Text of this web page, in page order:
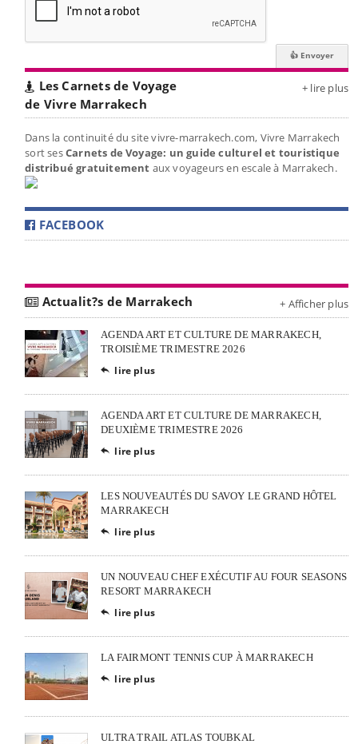
Les Carnets de Voyage
de Vivre Marrakech
+ lire plus
Dans la continuité du site vivre-marrakech.com, Vivre Marrakech
sort sesCarnets de Voyage: un guide culturel et touristique
distribué gratuitement aux voyageurs en escale à Marrakech.
FACEBOOK
Actualit?s de Marrakech + Afficher plus
AGENDA ART ET CULTURE DE MARRAKECH,
TROISIÈME TRIMESTRE 2026
 lire plus
AGENDA ART ET CULTURE DE MARRAKECH,
DEUXIÈME TRIMESTRE 2026
 lire plus
LES NOUVEAUTÉS DU SAVOY LE GRAND HÔTEL
MARRAKECH
 lire plus
UN NOUVEAU CHEF EXÉCUTIF AU FOUR SEASONS
RESORT MARRAKECH
 lire plus
LA FAIRMONT TENNIS CUP À MARRAKECH
 lire plus
ULTRA TRAIL ATLAS TOUBKAL